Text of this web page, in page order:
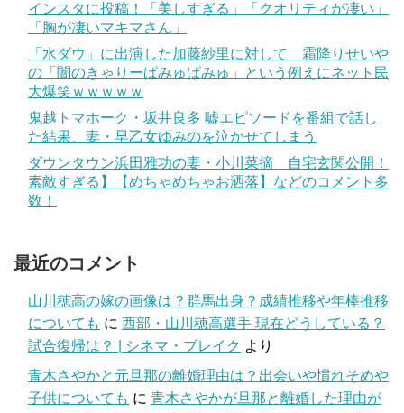
インスタに投稿！「美しすぎる」「クオリティが凄い」
「胸が凄いマキマさん」
「水ダウ」に出演した加藤紗里に対して 霜降りせいや
の「闇のきゃりーぱみゅぱみゅ」という例えにネット民
大爆笑ｗｗｗｗｗ
鬼越トマホーク・坂井良多 嘘エピソードを番組で話し
た結果、妻・早乙女ゆみのを泣かせてしまう
ダウンタウン浜田雅功の妻・小川菜摘 自宅玄関公開！
素敵すぎる】【めちゃめちゃお洒落】などのコメント多
数！
最近のコメント
山川穂高の嫁の画像は？群馬出身？成績推移や年棒推移
についても に 西部・山川穂高選手 現在どうしている？
試合復帰は？ | シネマ・ブレイク より
青木さやかと元旦那の離婚理由は？出会いや慣れそめや
子供についても に 青木さやかが旦那と離婚した理由が